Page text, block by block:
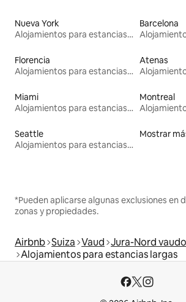
Nueva York
Alojamientos para estancias largas
Barcelona
Florencia
Alojamientos para estancias largas
Atenas
Miami
Alojamientos para estancias largas
Montreal
Seattle
Alojamientos para estancias largas
Mostrar
*Pueden aplicarse algunas exclusiones en
zonas y propiedades.
Airbnb Suiza Vaud Jura-Nord
Alojamientos para estancias largas